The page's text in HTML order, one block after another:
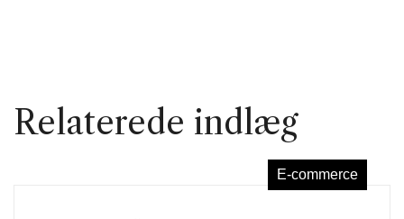
Relaterede indlæg
E-commerce